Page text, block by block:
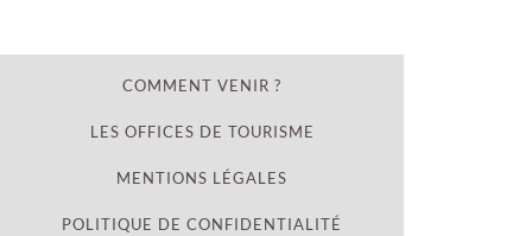
COMMENT VENIR ?
LES OFFICES DE TOURISME
MENTIONS LÉGALES
POLITIQUE DE CONFIDENTIALITÉ